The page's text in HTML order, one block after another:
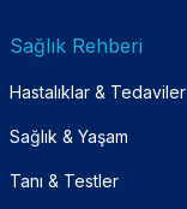
Sağlık Rehberi
Hastalıklar & Tedaviler
Sağlık & Yaşam
Tanı & Testler